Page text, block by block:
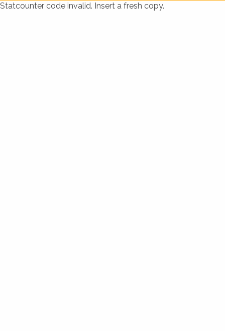
Statcounter code invalid. Insert a fresh copy.